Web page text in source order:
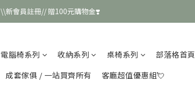
\\新會員註冊// 贈100元購物金❣️
\\新會員註冊// 贈100元購物金❣️
\\新會員註冊// 贈100元購物金❣️
電腦椅系列 收納系列 桌椅系列
部落格首頁
成套傢俱 / 一站買齊所有
客廳超值優惠組💘